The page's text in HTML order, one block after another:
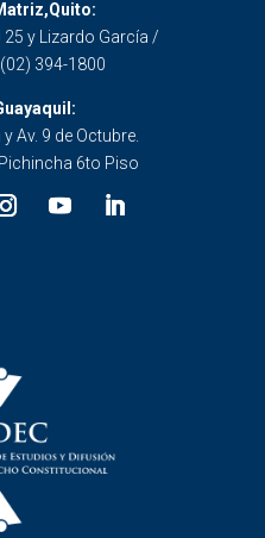
y Lizardo García /
(02) 394-1800
Av. 9 de Octubre.
6to Piso